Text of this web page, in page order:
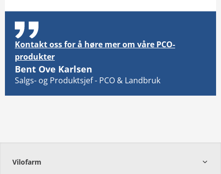
Kontakt oss for å høre mer om våre PCO-
produkter
Bent Ove Karlsen
Salgs- og Produktsjef - PCO & Landbruk
Vilofarm